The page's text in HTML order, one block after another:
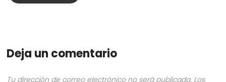
Deja un comentario
Tu dirección de correo electrónico no será publicada. Los